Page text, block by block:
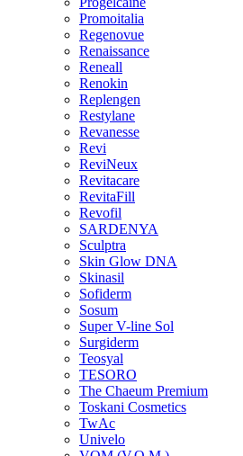
Promoitalia
Regenovue
Renaissance
Reneall
Renokin
Replengen
Restylane
Revanesse
Revi
ReviNeux
Revitacare
RevitaFill
Revofil
SARDENYA
Sculptra
Skin Glow DNA
Skinasil
Sofiderm
Sosum
Super V-line Sol
Surgiderm
Teosyal
TESORO
The Chaeum Premium
Toskani Cosmetics
TwAc
Univelo